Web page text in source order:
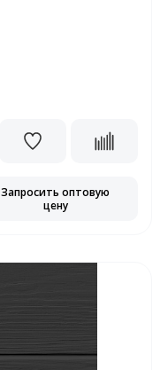
Запросить оптовую
цену